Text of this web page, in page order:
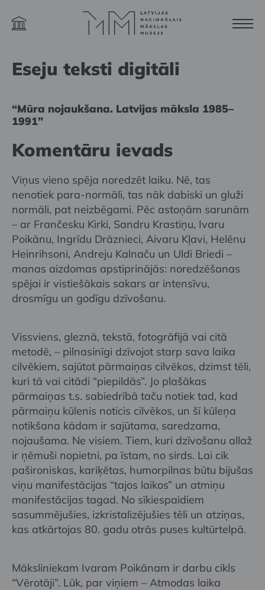
Eseju teksti digitāli
“Mūra nojaukšana. Latvijas māksla 1985–
1991”
Komentāru ievads
Viņus vieno spēja noredzēt laiku. Nē, tas
nenotiek para-normāli, tas nāk dabiski un gluži
normāli, pat neizbēgami. Pēc astoņām sarunām
– ar Frančesku Kirki, Sandru Krastiņu, Ivaru
Poikānu, Ingrīdu Drāznieci, Aivaru Kļavi, Helēnu
Heinrihsoni, Andreju Kalnaču un Uldi Briedi –
manas aizdomas apstiprinājās: noredzēšanas
spējai ir vistiešākais sakars ar intensīvu,
drosmīgu un godīgu dzīvošanu.
Vissviens, gleznā, tekstā, fotogrāfijā vai citā
metodē, – pilnasinīgi dzīvojot starp sava laika
cilvēkiem, sajūtot pārmaiņas cilvēkos, dzimst tēli,
kuri tā vai citādi “piepildās”. Jo plašākas
pārmaiņas t.s. sabiedrībā taču notiek tad, kad
pārmaiņu kūlenis noticis cilvēkos, un šī kūleņa
notikšana kādam ir sajūtama, saredzama,
nojaušama. Ne visiem. Tiem, kuri dzīvošanu allaž
ir ņēmuši nopietni, pa īstam, no sirds. Lai cik
pašironiskas, kariķētas, humorpilnas būtu bijušas
viņu manifestācijas “tajos laikos” un atmiņu
manifestācijas tagad. No sīkiespaidiem
sasummējušies, izkristalizējušies tēli un atziņas,
kas atkārtojas 80. gadu otrās puses kultūrtelpā.
Māksliniekam Ivaram Poikānam ir darbu cikls
“Vērotāji”. Lūk, par viņiem – Atmodas laika